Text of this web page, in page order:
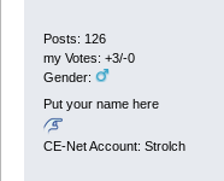
Posts: 126
my Votes: +3/-0
Gender:
Put your name here
CE-Net Account: Strolch